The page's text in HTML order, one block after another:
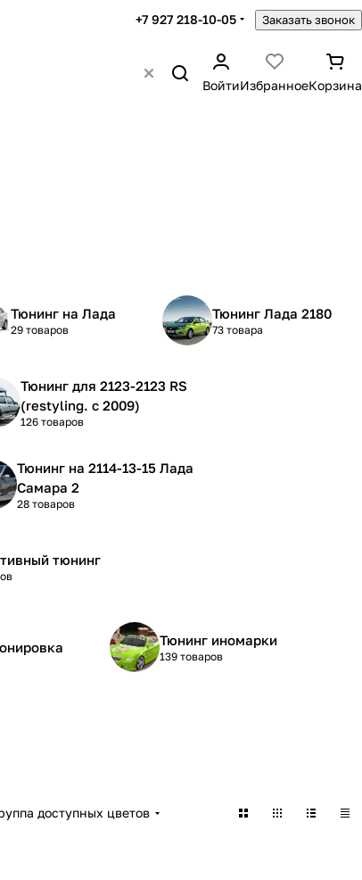
+7 927 218-10-05 Заказать звонок
ВойтиИзбранноеКорзина
Тюнинг на Лада
29 товаров
Тюнинг Лада 2180
73 товара
Тюнинг для 2123-2123 RS
(restyling. с 2009)
126 товаров
Тюнинг на 2114-13-15 Лада
Самара 2
28 товаров
тюнинг
Тюнинг иномарки
139 товаров
доступных цветов